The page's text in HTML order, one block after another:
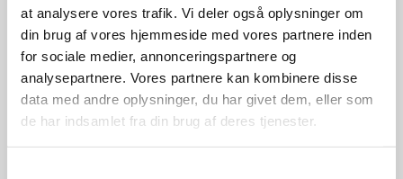
at analysere vores trafik. Vi deler også oplysninger om
din brug af vores hjemmeside med vores partnere inden
for sociale medier, annonceringspartnere og
analysepartnere. Vores partnere kan kombinere disse
data med andre oplysninger, du har givet dem, eller som
de har indsamlet fra din brug af deres tjenester.